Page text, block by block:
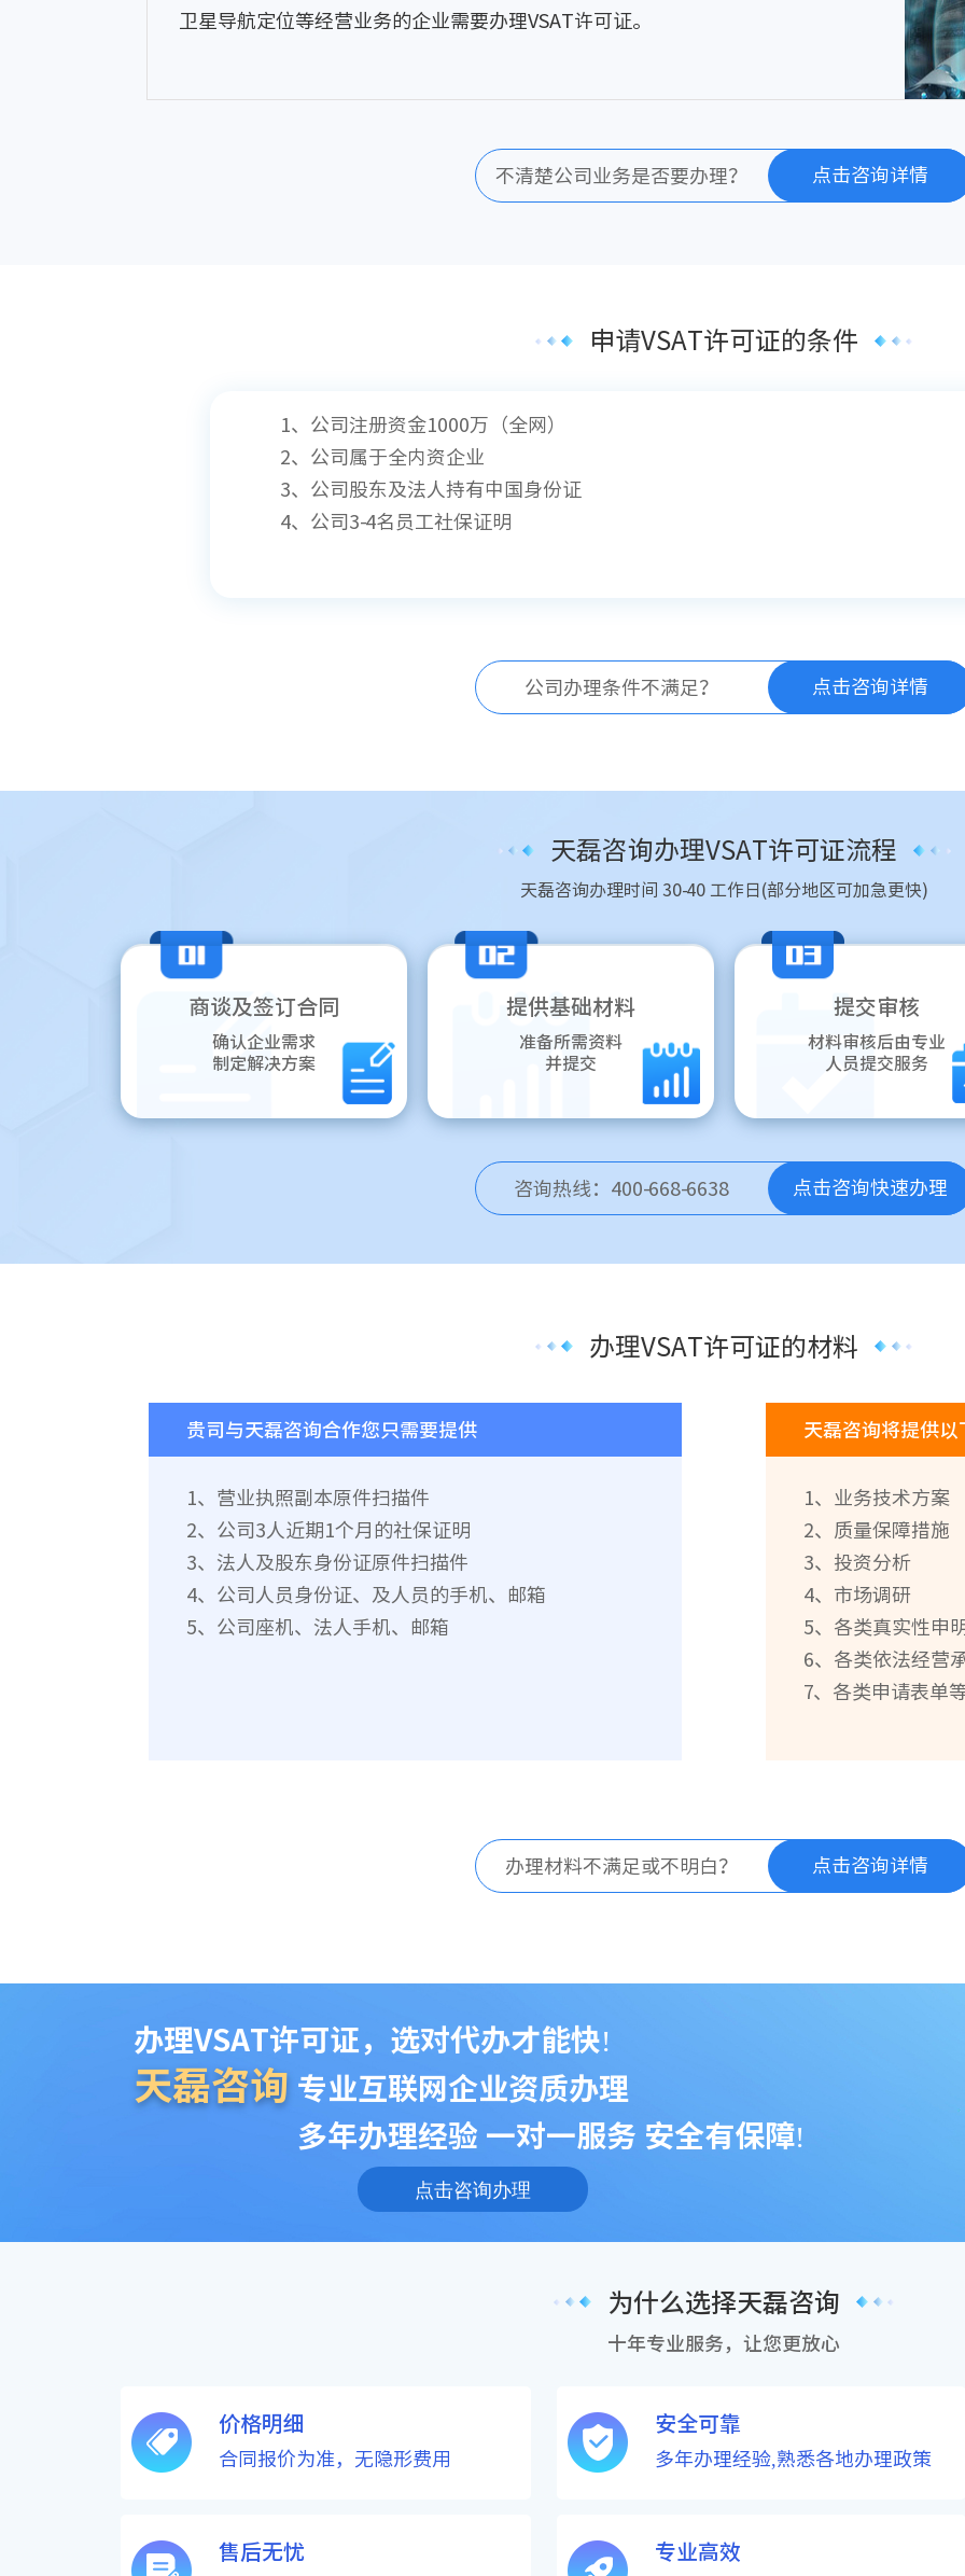
卫星导航定位等经营业务的企业需要办理VSAT许可证。
不清楚公司业务是否要办理？ 点击咨询详情
申请VSAT许可证的条件
1、公司注册资金1000万（全网）
2、公司属于全内资企业
3、公司股东及法人持有中国身份证
4、公司3-4名员工社保证明
公司办理条件不满足？ 点击咨询详情
天磊咨询办理VSAT许可证流程
天磊咨询办理时间 30-40 工作日(部分地区可加急更快)
商谈及签订合同
确认企业需求
制定解决方案
提供基础材料
准备所需资料
并提交
提交审核
材料审核后由专业
人员提交服务
咨询热线：400-668-6638 点击咨询快速办理
办理VSAT许可证的材料
贵司与天磊咨询合作您只需要提供
1、营业执照副本原件扫描件
2、公司3人近期1个月的社保证明
3、法人及股东身份证原件扫描件
4、公司人员身份证、及人员的手机、邮箱
5、公司座机、法人手机、邮箱
天磊咨询将提供以
1、业务技术方案
2、质量保障措施
3、投资分析
4、市场调研
5、各类真实性申
6、各类依法经营
7、各类申请表单
办理材料不满足或不明白？ 点击咨询详情
办理VSAT许可证，选对代办才能快!
天磊咨询 专业互联网企业资质办理
多年办理经验 一对一服务 安全有保障!
点击咨询办理
为什么选择天磊咨询
十年专业服务，让您更放心
价格明细
合同报价为准，无隐形费用
安全可靠
多年办理经验,熟悉各地办理政策
售后无忧 专业高效